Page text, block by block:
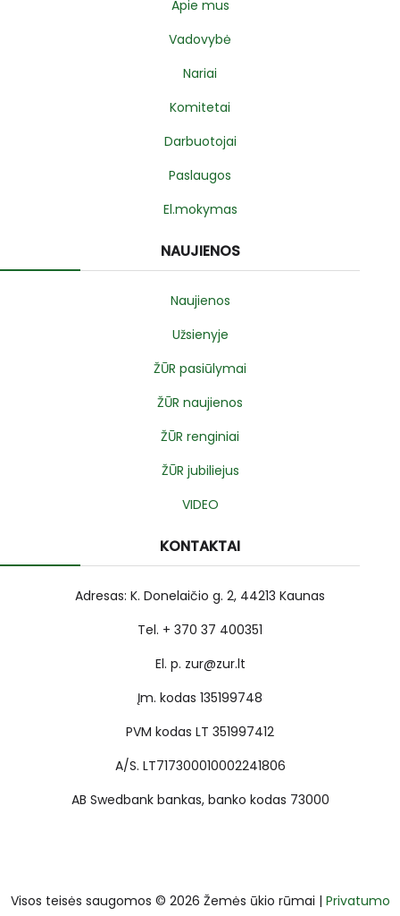
Apie mus
Vadovybė
Nariai
Komitetai
Darbuotojai
Paslaugos
El.mokymas
NAUJIENOS
Naujienos
Užsienyje
ŽŪR pasiūlymai
ŽŪR naujienos
ŽŪR renginiai
ŽŪR jubiliejus
VIDEO
KONTAKTAI
Adresas: K. Donelaičio g. 2, 44213 Kaunas
Tel. + 370 37 400351
El. p. zur@zur.lt
Įm. kodas 135199748
PVM kodas LT 351997412
A/S. LT717300010002241806
AB Swedbank bankas, banko kodas 73000
Visos teisės saugomos © 2026 Žemės ūkio rūmai | Privatumo